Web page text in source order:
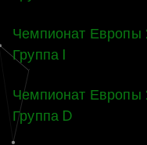
Чемпионат Европы
Группа I
Чемпионат Европы
Группа D